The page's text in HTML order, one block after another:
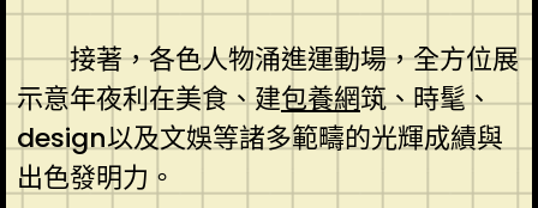
接著，各色人物涌進運動場，全方位展
示意年夜利在美食、建包養網筑、時髦、
design以及文娛等諸多範疇的光輝成績與
出色發明力。